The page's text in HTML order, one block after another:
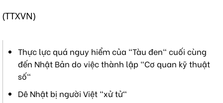
(TTXVN)
Thực lực quá nguy hiểm của "Tàu đen" cuối cùng
đến Nhật Bản do việc thành lập "Cơ quan kỹ thuật
số"
Dê Nhật bị người Việt "xử tử"